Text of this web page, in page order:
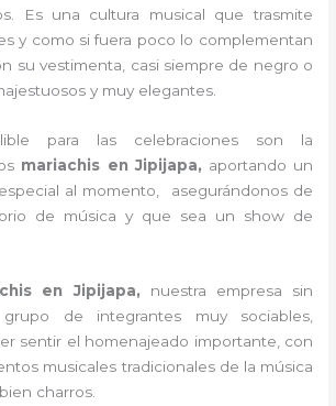
Es una cultura musical que trasmite
y como si fuera poco lo complementan
su vestimenta, casi siempre de negro o
y muy elegantes.
para las celebraciones son la
mariachis en Jipijapa, aportando un
al momento, asegurándonos de
de música y que sea un show de
en Jipijapa, nuestra empresa
sin
de integrantes muy sociables,
sentir el homenajeado importante, con
musicales tradicionales de la música
charros.